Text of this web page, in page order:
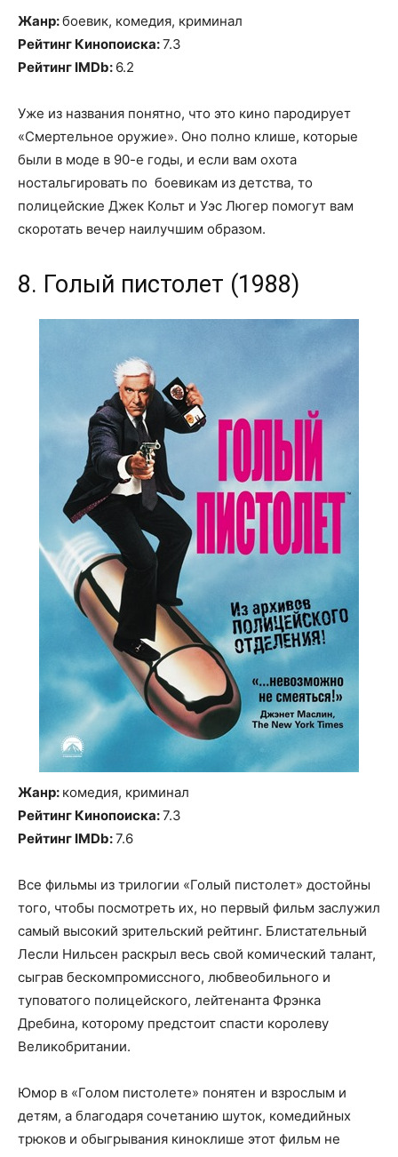
Жанр:боевик, комедия, криминал
Рейтинг Кинопоиска:7.3
Рейтинг IMDb: 6.2
Уже из названия понятно, что это кино пародирует
«Смертельное оружие». Оно полно клише, которые
были в моде в 90-е годы, и если вам охота
ностальгировать по боевикам из детства, то
полицейские Джек Кольт и Уэс Люгер помогут вам
скоротать вечер наилучшим образом.
8. Голый пистолет (1988)
Жанр: комедия, криминал
Рейтинг Кинопоиска:7.3
Рейтинг IMDb:7.6
Все фильмы из трилогии «Голый пистолет» достойны
того, чтобы посмотреть их, но первый фильм заслужил
самый высокий зрительский рейтинг. Блистательный
Лесли Нильсен раскрыл весь свой комический талант,
сыграв бескомпромиссного, любвеобильного и
туповатого полицейского, лейтенанта Фрэнка
Дребина, которому предстоит спасти королеву
Великобритании.
Юмор в «Голом пистолете» понятен и взрослым и
детям, а благодаря сочетанию шуток, комедийных
трюков и обыгрывания киноклише этот фильм не